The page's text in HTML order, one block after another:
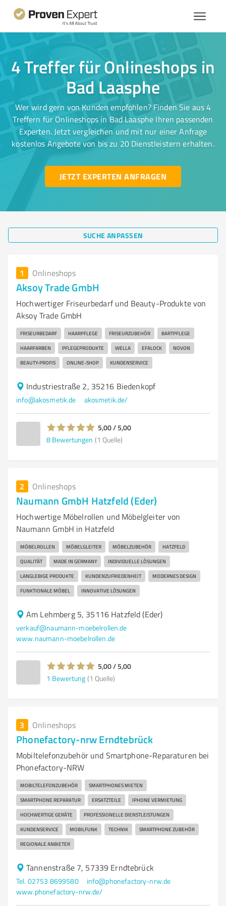
4 Treffer für Onlineshops in
Bad Laasphe
Wer wird gern von Kunden empfohlen? Finden Sie aus 4
Treffern für Onlineshops in Bad Laasphe Ihren passenden
Experten. Jetzt vergleichen und mit nur einer Anfrage
kostenlos Angebote von bis zu 20 Dienstleistern erhalten.
JETZT EXPERTEN ANFRAGEN
SUCHE ANPASSEN
1 Onlineshops
Aksoy Trade GmbH
Hochwertiger Friseurbedarf und Beauty-Produkte von
Aksoy Trade GmbH
FRISEURBEDARF HAARPFLEGE FRISEURZUBEHÖR BARTPFLEGE
HAARFARBEN PFLEGEPRODUKTE WELLA EFALOCK NOVON
BEAUTY-PROFIS ONLINE-SHOP KUNDENSERVICE
Industriestraße 2, 35216 Biedenkopf
info@akosmetik.de akosmetik.de/
5,00 / 5,00
8 Bewertungen (1 Quelle)
2 Onlineshops
Naumann GmbH Hatzfeld (Eder)
Hochwertige Möbelrollen und Möbelgleiter von
Naumann GmbH in Hatzfeld
MÖBELROLLEN MÖBELGLEITER MÖBELZUBEHÖR HATZFELD
QUALITÄT MADE IN GERMANY INDIVIDUELLE LÖSUNGEN
LANGLEBIGE PRODUKTE KUNDENZUFRIEDENHEIT MODERNES DESIGN
FUNKTIONALE MÖBEL INNOVATIVE LÖSUNGEN
Am Lehmberg 5, 35116 Hatzfeld (Eder)
verkauf@naumann-moebelrollen.de
www.naumann-moebelrollen.de
5,00 / 5,00
1 Bewertung (1 Quelle)
3 Onlineshops
Phonefactory-nrw Erndtebrück
Mobiltelefonzubehör und Smartphone-Reparaturen bei
Phonefactory-NRW
MOBILTELEFONZUBEHÖR SMARTPHONES MIETEN
SMARTPHONE REPARATUR ERSATZTEILE IPHONE VERMIETUNG
HOCHWERTIGE GERÄTE PROFESSIONELLE DIENSTLEISTUNGEN
KUNDENSERVICE MOBILFUNK TECHNIK SMARTPHONE ZUBEHÖR
REGIONALE ANBIETER
Tannenstraße 7, 57339 Erndtebrück
Tel. 02753 8699580
info@phonefactory-nrw.de
www.phonefactory-nrw.de/